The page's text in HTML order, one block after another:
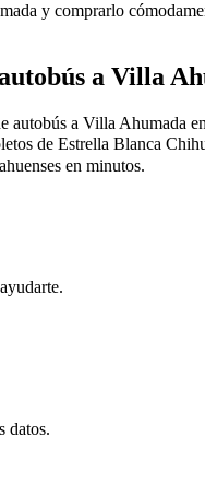
y comprarlo
a Villa
autobús a Villa
de Estrella Blanca
en minutos.
datos.